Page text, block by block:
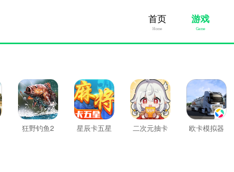
首页
Home
游戏
Game
狂野钓鱼2 星辰卡五星
二次元抽卡
欧卡模拟器